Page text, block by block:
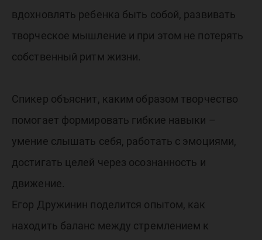
вдохновлять ребенка быть собой, развивать
творческое мышление и при этом не потерять
собственный ритм жизни.
Спикер объяснит, каким образом творчество
помогает формировать гибкие навыки –
умение слышать себя, работать с эмоциями,
достигать целей через осознанность и
движение.
Егор Дружинин поделится опытом, как
находить баланс между стремлением к